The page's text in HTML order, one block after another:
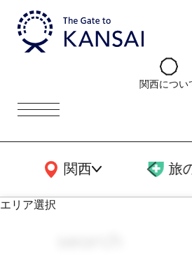
関西につい
関西
関西広域MAP 旅
エリア選択